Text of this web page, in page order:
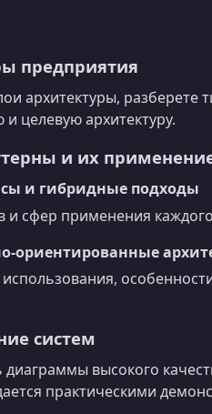
предприятия
архитектуры, разберете
целевую архитектуру.
и их
и гибридные подходы
и сфер применения
систем
диаграммы высокого
практическими